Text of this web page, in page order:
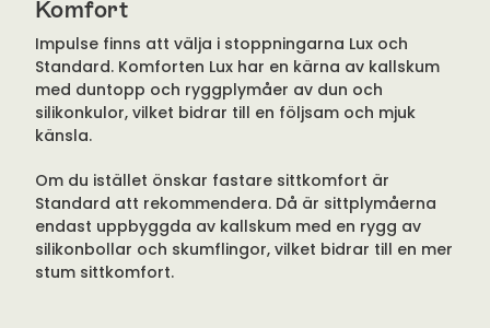
Komfort
Impulse finns att välja i stoppningarna Lux och
Standard. Komforten Lux har en kärna av kallskum
med duntopp och ryggplymåer av dun och
silikonkulor, vilket bidrar till en följsam och mjuk
känsla.
Om du istället önskar fastare sittkomfort är
Standard att rekommendera. Då är sittplymåerna
endast uppbyggda av kallskum med en rygg av
silikonbollar och skumflingor, vilket bidrar till en mer
stum sittkomfort.